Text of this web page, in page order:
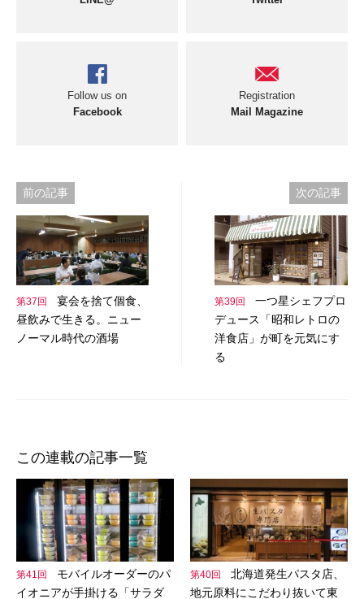
Follow us on
Facebook
Registration
Mail Magazine
投
稿
ナ
ビ
ゲ
ー
前の記事
第37回
宴会を捨て個食、
昼飲みで生きる。ニュー
ノーマル時代の酒場
次の記事
第39回
一つ星シェフプロ
デュース「昭和レトロの
洋食店」が町を元気にす
る
この連載の記事一覧
第41回
モバイルオーダーのパ
イオニアが手掛ける「サラダ
第40回
北海道発生パスタ店、
地元原料にこだわり抜いて東